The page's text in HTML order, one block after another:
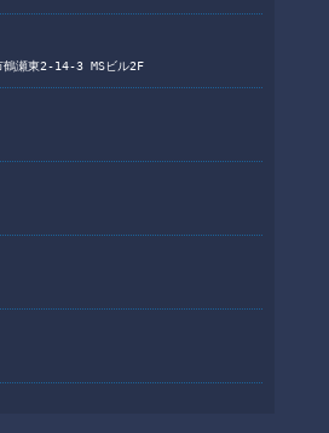
瀬東2-14-3 MSビル2F